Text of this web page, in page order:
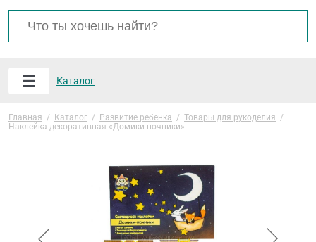
Каталог
Главная / Каталог / Развитие ребенка / Товары для рукоделия /
Наклейка декоративная «Домики-ночники»